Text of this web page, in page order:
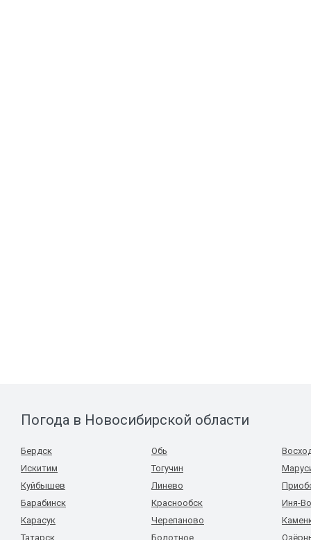
Погода в Новосибирской области
Бердск
Искитим
Куйбышев
Барабинск
Карасук
Татарск
Обь
Тогучин
Линево
Краснообск
Черепаново
Болотное
Иня-